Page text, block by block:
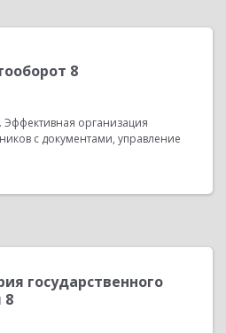
8
Эффективная организация
с документами, управление
государственного
8